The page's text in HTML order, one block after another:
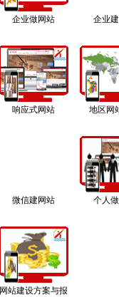
企业做网站 企业
响应式网站 地区网
微信建网站 个人
网站建设方案与报